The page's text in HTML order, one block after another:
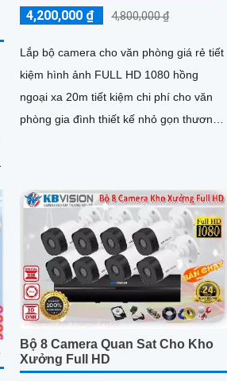
4,200,000 ₫ 4,800,000 ₫
Lắp bộ camera cho văn phòng giá rẻ tiết
kiệm hình ảnh FULL HD 1080 hồng
ngoại xa 20m tiết kiệm chi phí cho văn
phòng gia đình thiết kế nhỏ gọn thương
Bộ 8 Camera Quan Sat Cho Kho
Xưởng Full HD